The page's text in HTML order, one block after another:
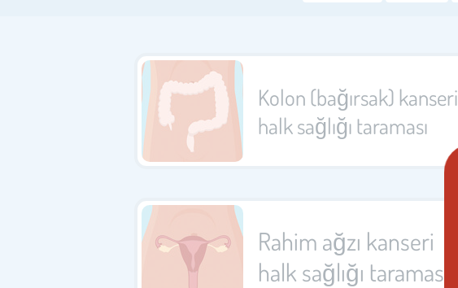
Kolon (bağırsak) kanseri
halk sağlığı taraması
Rahim ağzı kanseri
halk sağlığı taraması